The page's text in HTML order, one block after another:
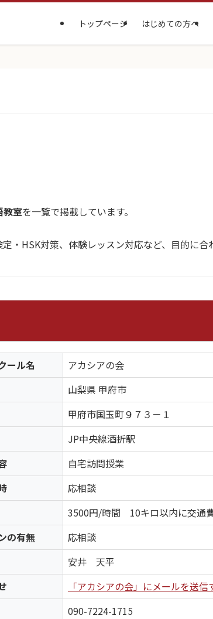
トップページ はじめての方へ
教室を一覧で掲載しています。
・HSK対策、体験レッスン対応など、目的に
ール名
アカシアの会
山梨県 甲府市
甲府市国玉町９７３－１
JP中央線酒折駅
自宅訪問授業
応相談
3500円/時間 10キロ以内に交通
の有無
応相談
安井 天平
「アカシアの会」にメールを送信
090-7224-1715